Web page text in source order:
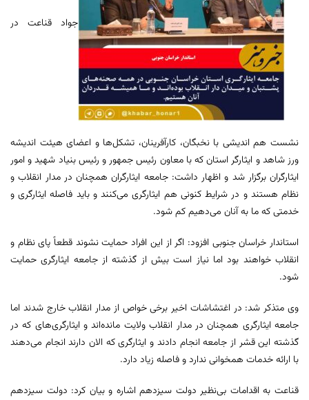
جواد قناعت در
نشست هم انديشی با نخبگان، كارآفرينان، تشكل‌ها و اعضای هيئت انديشه
ورز شاهد و ايثارگر استان که با معاون رئیس جمهور و رئیس بنیاد شهید و امور
ایثارگران برگزار شد و اظهار داشت: جامعه ایثارگران همچنان در مدار انقلاب و
نظام هستند و در شرایط کنونی هم ایثارگری می‌کنند و باید فاصله ایثارگری و
خدمتی که ما به آنان می‌دهیم کم شود.
استاندار خراسان جنوبی افزود: اگر از این افراد حمایت نشوند قطعاً پای نظام و
انقلاب خواهند بود اما نیاز است بیش از گذشته از جامعه ایثارگری حمایت
شود.
وی متذکر شد: در اغتشاشات اخیر برخی خواص از مدار انقلاب خارج شدند اما
جامعه ایثارگری همچنان در مدار انقلاب ولایت مانده‌اند و ایثارگری‌های که در
گذشته این قشر از جامعه انجام دادند و ایثارگری که الان دارند انجام می‌دهند
با ارائه خدمات همخوانی ندارد و فاصله زیاد دارد.
قناعت به اقدامات بی‌نظیر دولت سیزدهم اشاره و بیان کرد: دولت سیزدهم